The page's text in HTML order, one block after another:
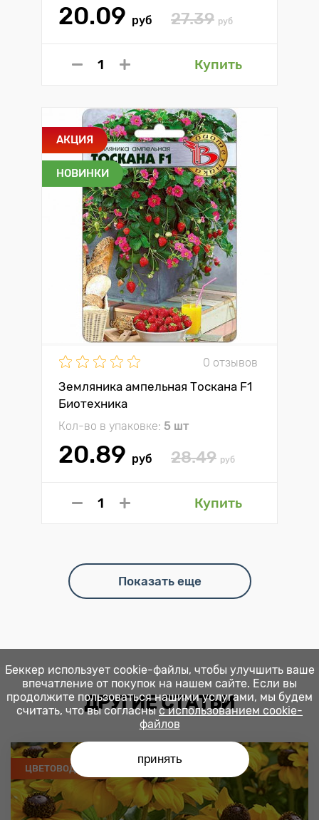
20.09 руб 27.39 руб
Купить
АКЦИЯ
НОВИНКИ
0 отзывов
Земляника ампельная Тоскана F1
Биотехника
Кол-во в упаковке: 5 шт
20.89 руб 28.49 руб
Купить
Показать еще
ДРУГИЕ СТАТЬИ
ЦВЕТОВОДСТВО
Беккер использует cookie-файлы, чтобы улучшить ваше
впечатление от покупок на нашем сайте. Если вы
продолжите пользоваться нашими услугами, мы будем
считать, что вы согласны с использованием cookie-
файлов
принять